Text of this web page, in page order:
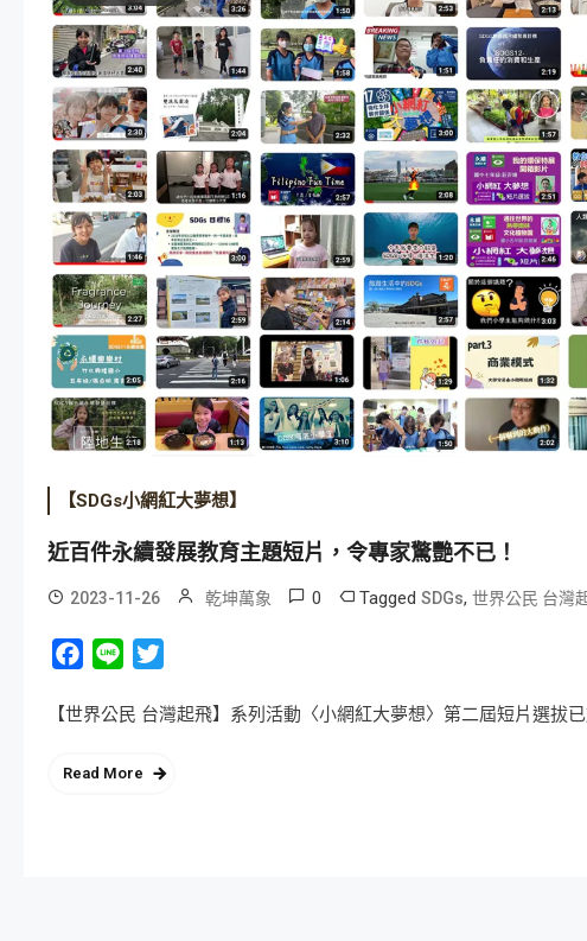
【SDGs小網紅大夢想】
近百件永續發展教育主題短片，令專家驚艷不已！
2023-11-26 乾坤萬象 0 Tagged SDGs, 世界公民 台灣
Facebook
Line
【世界公民 台灣起飛】系列活動〈小網紅大夢想〉第二屆短片選拔
Read More